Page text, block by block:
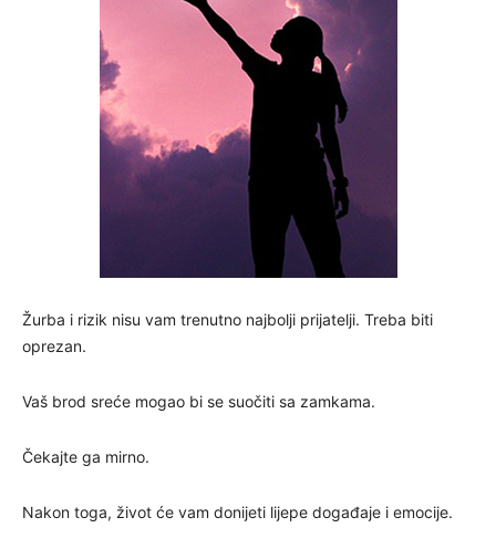
Žurba i rizik nisu vam trenutno najbolji prijatelji. Treba biti
oprezan.
Vaš brod sreće mogao bi se suočiti sa zamkama.
Čekajte ga mirno.
Nakon toga, život će vam donijeti lijepe događaje i emocije.